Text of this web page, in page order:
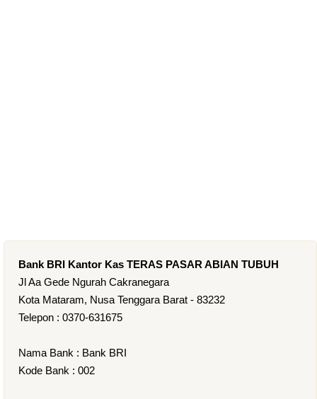
Bank BRI Kantor Kas TERAS PASAR ABIAN TUBUH
Jl Aa Gede Ngurah Cakranegara
Kota Mataram, Nusa Tenggara Barat - 83232
Telepon : 0370-631675
Nama Bank : Bank BRI
Kode Bank : 002